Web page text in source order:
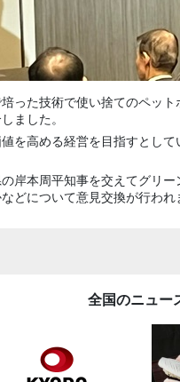
った技術で使い捨てのペッ
ました。
を高める経営を目指すとし
岸本周平知事を交えてグリ
どについて意見交換が行われ
全国のニュー